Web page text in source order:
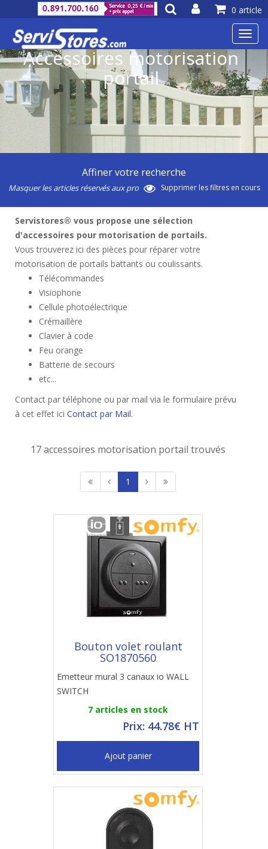
0 article
Accessoires motorisation
portail
Affiner votre recherche
Masquer les articles réservés aux pro Supprimer les filtres en cours
Servistores® vous propose une sélection
d'accessoires pour motorisation de portails.
Vous trouverez ici des pièces pour réparer votre
motorisation de portails battants ou coulissants.
Télécommandes
Visiophone
Cellule photoélectrique
Crémaillère
Clavier à code
Feu orange
Batterie de secours
etc...
Contact par téléphone ou par mail via le formulaire prévu
à cet effet ici Contact par Mail.
17 accessoires motorisation portail trouvés
1
Bouton volet roulant
SO1870560
Emetteur mural 3 canaux io WALL
SWITCH
7 articles en stock
Prix: 44.78€ HT
Ajout panier